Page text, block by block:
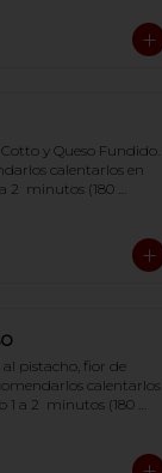
la crocancia
y Queso Fundido.
calentarlos en
2  minutos (180
pistacho, fior de
calentarlos
1 a 2  minutos (180